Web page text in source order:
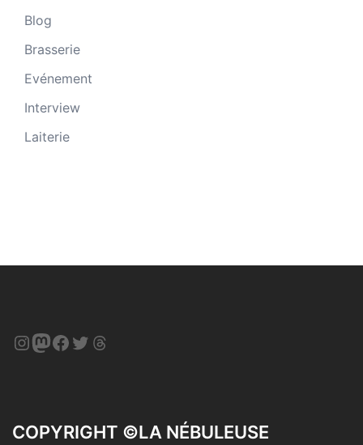
Blog
Brasserie
Evénement
Interview
Laiterie
Instagram
Mastodon
Facebook
Twitter
Threads
COPYRIGHT ©LA NÉBULEUSE